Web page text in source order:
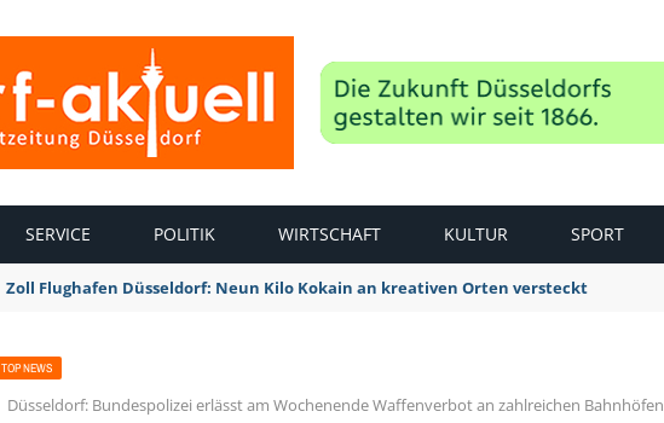
SERVICE POLITIK WIRTSCHAFT KULTUR SPORT
Zoll Flughafen Düsseldorf: Neun Kilo Kokain an kreativen Orten versteckt
TOP NEWS
Düsseldorf: Bundespolizei erlässt am Wochenende Waffenverbot an zahlreichen Bahnhöfen